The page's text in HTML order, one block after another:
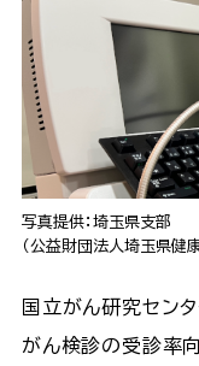
写真提供：埼玉県支部
（公益財団法人埼玉県健
国立がん研究セン
がん検診の受診率